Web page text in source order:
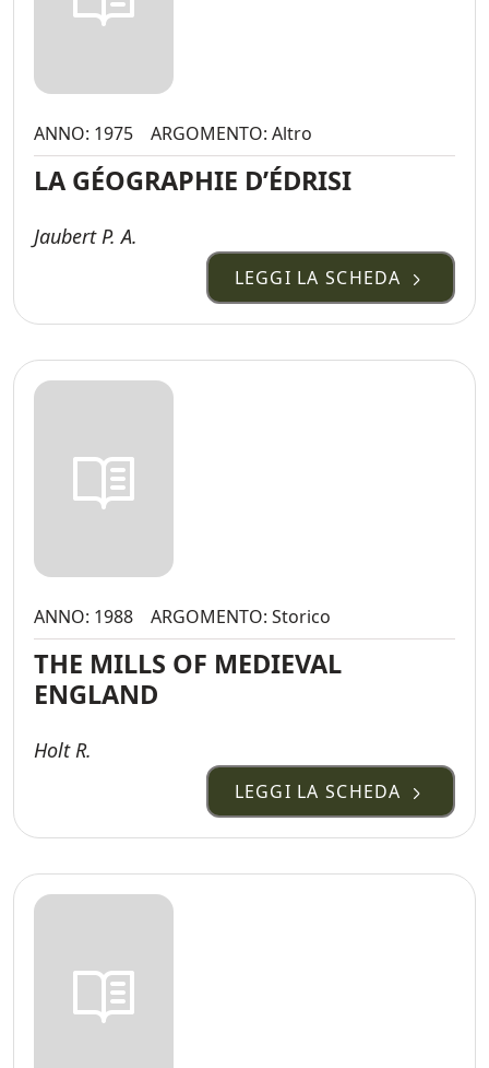
ANNO: 1975 ARGOMENTO: Altro
LA GÉOGRAPHIE D’ÉDRISI
Jaubert P. A.
LEGGI LA SCHEDA
ANNO: 1988 ARGOMENTO: Storico
THE MILLS OF MEDIEVAL
ENGLAND
Holt R.
LEGGI LA SCHEDA